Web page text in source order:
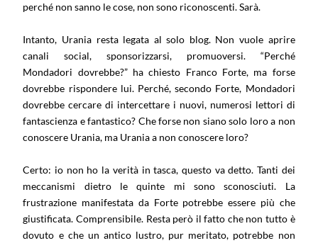
perché non sanno le cose, non sono riconoscenti. Sarà.
Intanto, Urania resta legata al solo blog. Non vuole aprire
canali social, sponsorizzarsi, promuoversi. “Perché
Mondadori dovrebbe?” ha chiesto Franco Forte, ma forse
dovrebbe rispondere lui. Perché, secondo Forte, Mondadori
dovrebbe cercare di intercettare i nuovi, numerosi lettori di
fantascienza e fantastico? Che forse non siano solo loro a non
conoscere Urania, ma Urania a non conoscere loro?
Certo: io non ho la verità in tasca, questo va detto. Tanti dei
meccanismi dietro le quinte mi sono sconosciuti. La
frustrazione manifestata da Forte potrebbe essere più che
giustificata. Comprensibile. Resta però il fatto che non tutto è
dovuto e che un antico lustro, pur meritato, potrebbe non